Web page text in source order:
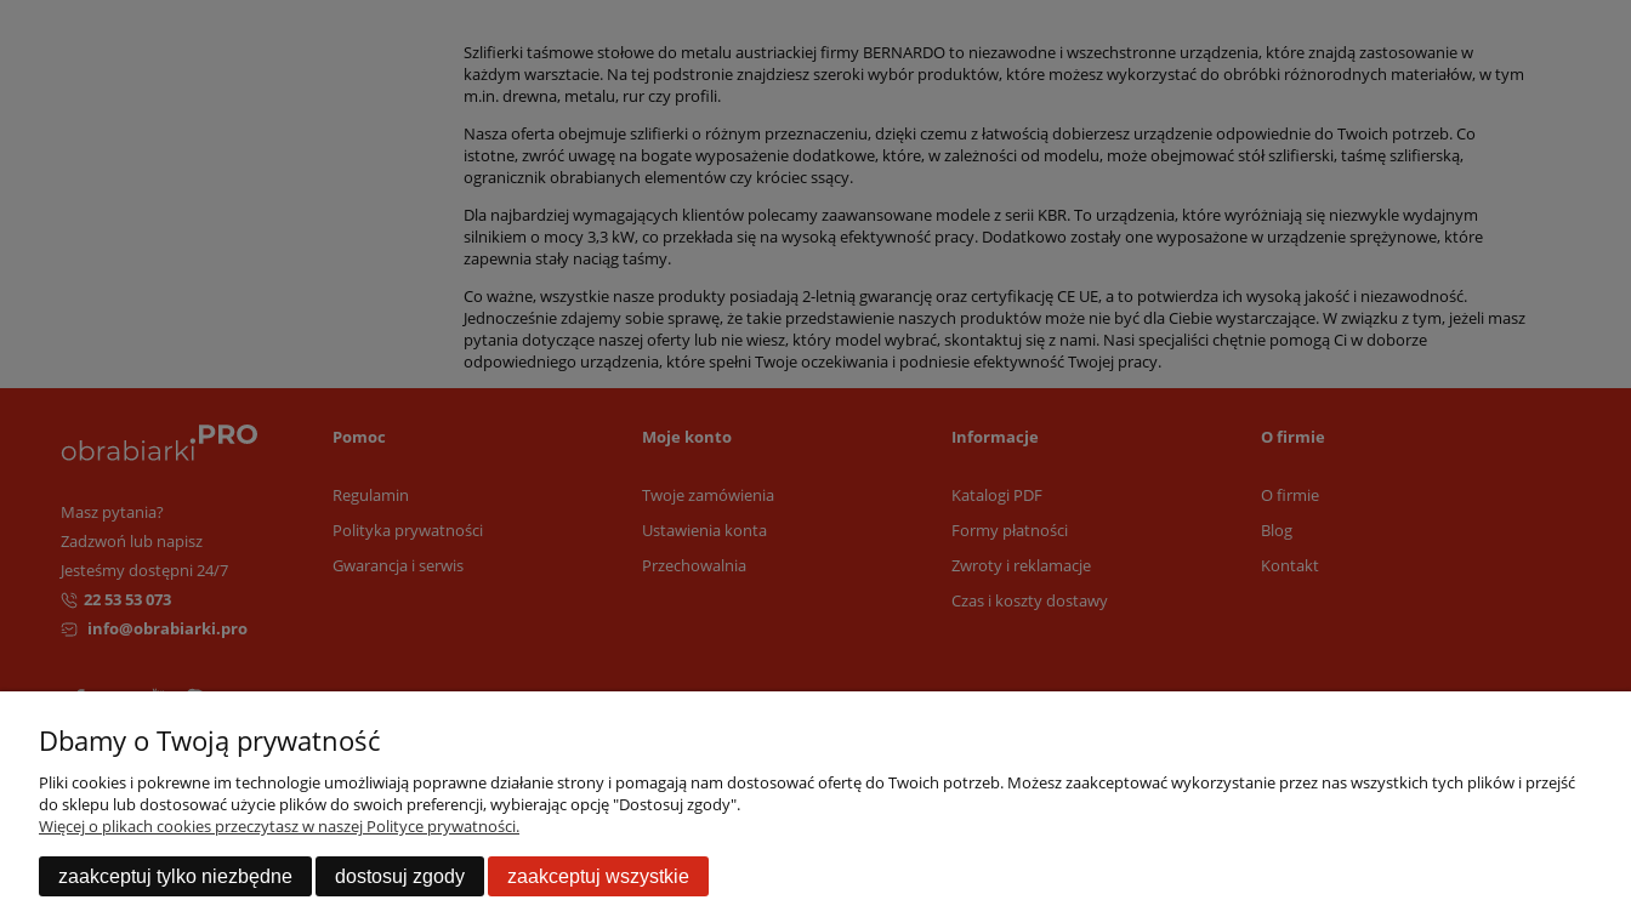
Szlifierki taśmowe stołowe do metalu austriackiej firmy BERNARDO to niezawodne i wszechstronne urządzenia, które znajdą zastosowanie w
każdym warsztacie. Na tej podstronie znajdziesz szeroki wybór produktów, które możesz wykorzystać do obróbki różnorodnych materiałów, w tym
m.in. drewna, metalu, rur czy profili.
Nasza oferta obejmuje szlifierki o różnym przeznaczeniu, dzięki czemu z łatwością dobierzesz urządzenie odpowiednie do Twoich potrzeb. Co
istotne, zwróć uwagę na bogate wyposażenie dodatkowe, które, w zależności od modelu, może obejmować stół szlifierski, taśmę szlifierską,
ogranicznik obrabianych elementów czy króciec ssący.
Dla najbardziej wymagających klientów polecamy zaawansowane modele z serii KBR. To urządzenia, które wyróżniają się niezwykle wydajnym
silnikiem o mocy 3,3 kW, co przekłada się na wysoką efektywność pracy. Dodatkowo zostały one wyposażone w urządzenie sprężynowe, które
zapewnia stały naciąg taśmy.
Co ważne, wszystkie nasze produkty posiadają 2-letnią gwarancję oraz certyfikację CE UE, a to potwierdza ich wysoką jakość i niezawodność.
Jednocześnie zdajemy sobie sprawę, że takie przedstawienie naszych produktów może nie być dla Ciebie wystarczające. W związku z tym, jeżeli masz
pytania dotyczące naszej oferty lub nie wiesz, który model wybrać, skontaktuj się z nami. Nasi specjaliści chętnie pomogą Ci w doborze
odpowiedniego urządzenia, które spełni Twoje oczekiwania i podniesie efektywność Twojej pracy.
Pomoc
Regulamin
Polityka prywatności
Gwarancja i serwis
Moje konto
Twoje zamówienia
Ustawienia konta
Przechowalnia
Informacje
Katalogi PDF
Formy płatności
Zwroty i reklamacje
Czas i koszty dostawy
O firmie
O firmie
Blog
Kontakt
Masz pytania?
Zadzwoń lub napisz
Jesteśmy dostępni 24/7
22 53 53 073
info@obrabiarki.pro
Sklep internetowy Shoper Premium
Dbamy o Twoją prywatność
Pliki cookies i pokrewne im technologie umożliwiają poprawne działanie strony i pomagają nam dostosować ofertę do Twoich potrzeb. Możesz zaakceptować wykorzystanie przez nas wszystkich tych plików i przejść
do sklepu lub dostosować użycie plików do swoich preferencji, wybierając opcję "Dostosuj zgody".
Więcej o plikach cookies przeczytasz w naszej Polityce prywatności.
zaakceptuj tylko niezbędne dostosuj zgody zaakceptuj wszystkie